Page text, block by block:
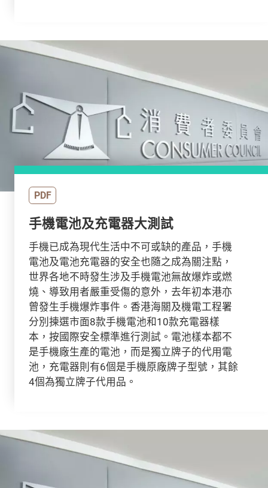
PDF
手機電池及充電器大測試
手機已成為現代生活中不可或缺的產品，手機
電池及電池充電器的安全也隨之成為關注點，
世界各地不時發生涉及手機電池無故爆炸或燃
燒、導致用者嚴重受傷的意外，去年初本港亦
曾發生手機爆炸事件。香港海關及機電工程署
分別揀選市面8款手機電池和10款充電器樣
本，按國際安全標準進行測試。電池樣本都不
是手機廠生產的電池，而是獨立牌子的代用電
池，充電器則有6個是手機原廠牌子型號，其餘
4個為獨立牌子代用品。